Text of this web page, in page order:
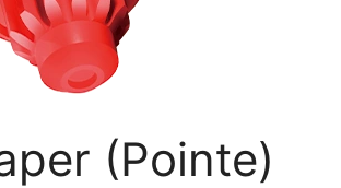
(Pointe)